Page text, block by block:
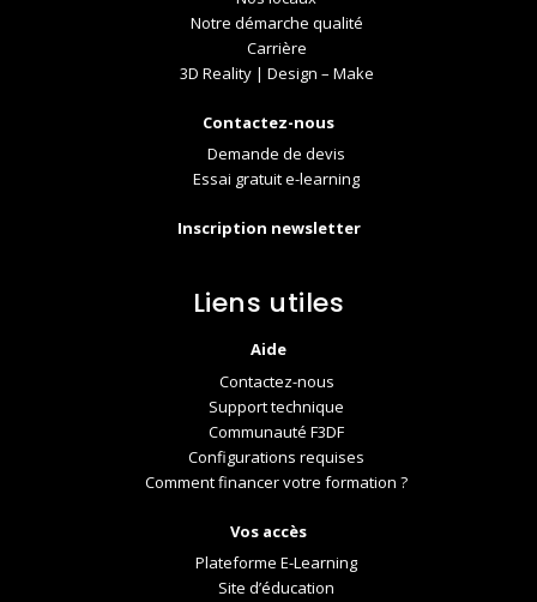
Notre démarche qualité
Carrière
3D Reality | Design – Make
Contactez-nous
Demande de devis
Essai gratuit e-learning
Inscription newsletter
Liens utiles
Aide
Contactez-nous
Support technique
Communauté F3DF
Configurations requises
Comment financer votre formation ?
Vos accès
Plateforme E-Learning
Site d’éducation